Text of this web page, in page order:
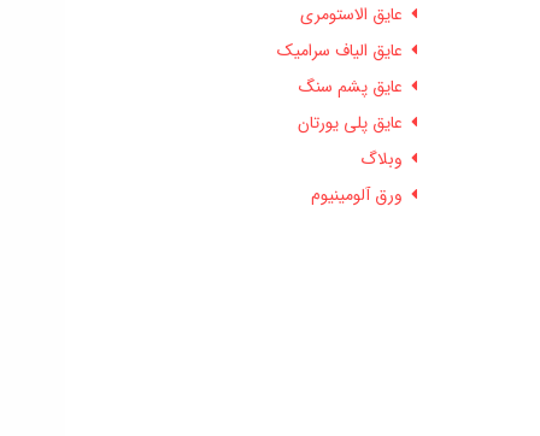
عایق الاستومری
عایق الیاف سرامیک
عایق پشم سنگ
عایق پلی یورتان
وبلاگ
ورق آلومینیوم